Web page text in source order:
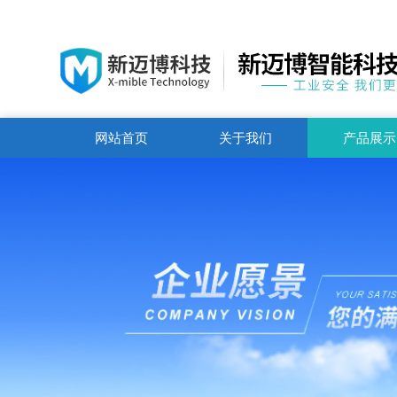
网站首页 关于我们 产品展示